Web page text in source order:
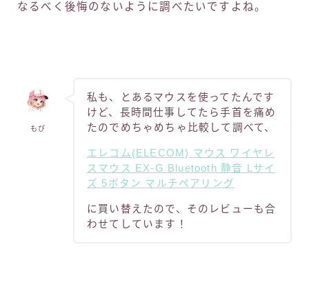
なるべく後悔のないように調べたいですよね。
もぴ
私も、とあるマウスを使ってたんです
けど、長時間仕事してたら手首を痛め
たのでめちゃめちゃ比較して調べて、
エレコム(ELECOM) マウス ワイヤレ
スマウス EX-G Bluetooth 静音 Lサイ
ズ 5ボタン マルチペアリング
に買い替えたので、そのレビューも合
わせてしています！